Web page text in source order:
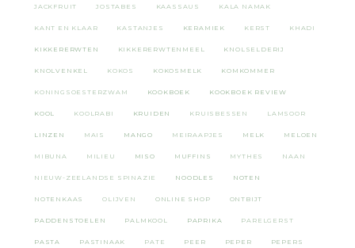
JACKFRUIT JOSTABES KAASSAUS KALA NAMAK
KANT EN KLAAR KASTANJES KERAMIEK KERST KHADI
KIKKERERWTEN KIKKERERWTENMEEL KNOLSELDERIJ
KNOLVENKEL KOKOS KOKOSMELK KOMKOMMER
KONINGSOESTERZWAM KOOKBOEK KOOKBOEK REVIEW
KOOL KOOLRABI KRUIDEN KRUISBESSEN LAMSOOR
LINZEN MAIS MANGO MEIRAAPJES MELK MELOEN
MIBUNA MILIEU MISO MUFFINS MYTHES NAAN
NIEUW-ZEELANDSE SPINAZIE NOODLES NOTEN
NOTENKAAS OLIJVEN ONLINE SHOP ONTBIJT
PADDENSTOELEN PALMKOOL PAPRIKA PARELGERST
PASTA PASTINAAK PATE PEER PEPER PEPERS